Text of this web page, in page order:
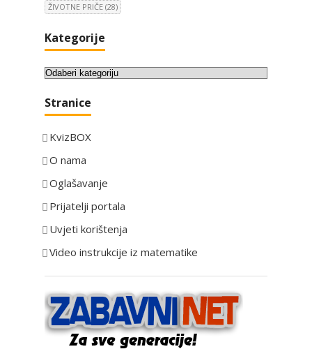
ŽIVOTNE PRIČE (28)
Kategorije
K
t
g
o
i
j
Stranice
KvizBOX
O nama
Oglašavanje
Prijatelji portala
Uvjeti korištenja
Video instrukcije iz matematike